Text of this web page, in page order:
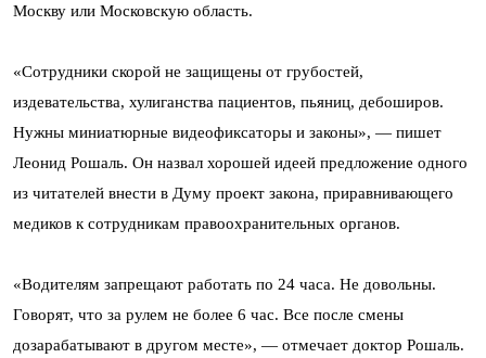
Москву или Московскую область.
«Сотрудники скорой не защищены от грубостей,
издевательства, хулиганства пациентов, пьяниц, дебоширов.
Нужны миниатюрные видеофиксаторы и законы», — пишет
Леонид Рошаль. Он назвал хорошей идеей предложение одного
из читателей внести в Думу проект закона, приравнивающего
медиков к сотрудникам правоохранительных органов.
«Водителям запрещают работать по 24 часа. Не довольны.
Говорят, что за рулем не более 6 час. Все после смены
дозарабатывают в другом месте», — отмечает доктор Рошаль.